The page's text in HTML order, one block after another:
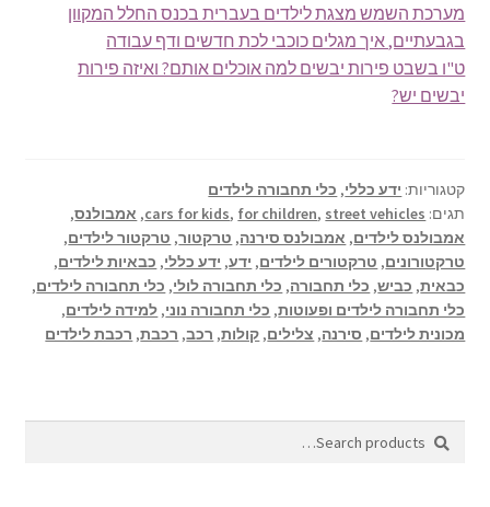
מערכת השמש מצגת לילדים בעברית בכנס החלל המקוון
בגבעתיים, איך מגלים כוכבי לכת חדשים ודף עבודה
ט"ו בשבט פירות יבשים למה אוכלים אותם? ואיזה פירות
יבשים יש?
קטגוריות: ידע כללי, כלי תחבורה לילדים
תגים:
cars for kids, for children, street vehicles
, אמבולנס,
אמבולנס לילדים, אמבולנס סירנה, טרקטור, טרקטור לילדים,
טרקטורונים, טרקטורים לילדים, ידע, ידע כללי, כבאיות לילדים,
כבאית, כביש, כלי תחבורה, כלי תחבורה לולי, כלי תחבורה לילדים,
כלי תחבורה לילדים ופעוטות, כלי תחבורה נוני, למידה לילדים,
מכונית לילדים, סירנה, צלילים, קולות, רכב, רכבת, רכבת לילדים
Search
for:
Search